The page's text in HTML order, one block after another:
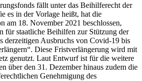
fällt unter das Beihilferecht der
es in der Vorlage heißt, hat die
am 18. November 2021 beschlossen,
für staatliche Beihilfen zur Stützung der
derzeitigen Ausbruchs von Covid-19 bis
Diese Fristverlängerung wird mit
genutzt. Laut Entwurf ist für die weitere
über den 31. Dezember hinaus zudem die
Genehmigung des